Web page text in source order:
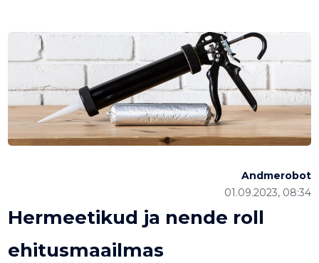
Hermeetikud ja nende roll
ehitusmaailmas
01.09.2023, 08:34
Andmerobot